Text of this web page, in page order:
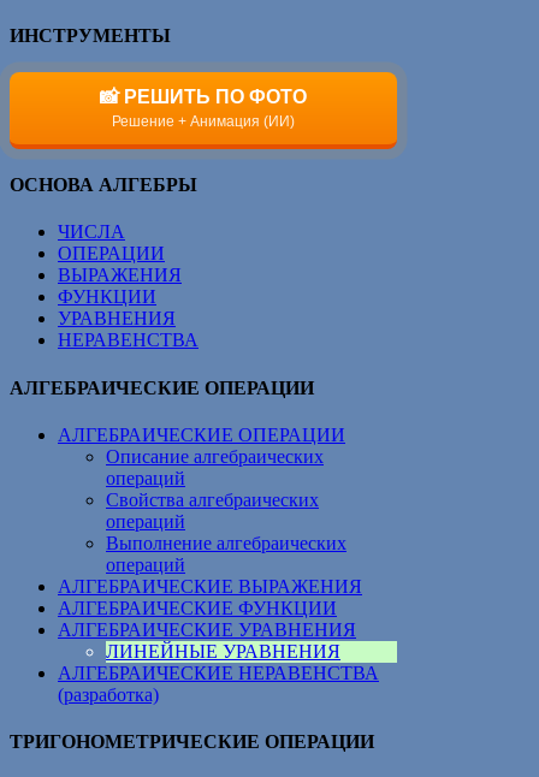
ИНСТРУМЕНТЫ
📸 РЕШИТЬ ПО ФОТО
Решение + Анимация (ИИ)
ОСНОВА АЛГЕБРЫ
ЧИСЛА
ОПЕРАЦИИ
ВЫРАЖЕНИЯ
ФУНКЦИИ
УРАВНЕНИЯ
НЕРАВЕНСТВА
АЛГЕБРАИЧЕСКИЕ ОПЕРАЦИИ
АЛГЕБРАИЧЕСКИЕ ОПЕРАЦИИ
Описание алгебраических
операций
Свойства алгебраических
операций
Выполнение алгебраических
операций
АЛГЕБРАИЧЕСКИЕ ВЫРАЖЕНИЯ
АЛГЕБРАИЧЕСКИЕ ФУНКЦИИ
АЛГЕБРАИЧЕСКИЕ УРАВНЕНИЯ
ЛИНЕЙНЫЕ УРАВНЕНИЯ
АЛГЕБРАИЧЕСКИЕ НЕРАВЕНСТВА
(разработка)
ТРИГОНОМЕТРИЧЕСКИЕ ОПЕРАЦИИ